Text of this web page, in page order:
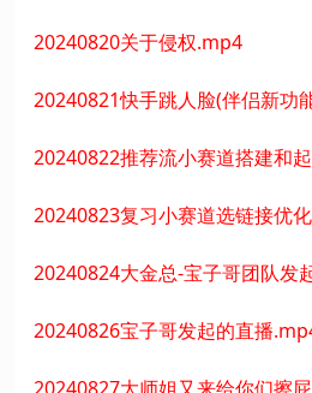
20240820关于侵权.mp4
20240821快手跳人脸(伴侣新功
20240822推荐流小赛道搭建和
20240823复习小赛道选链接优
20240824大金总-宝子哥团队发
20240826宝子哥发起的直播